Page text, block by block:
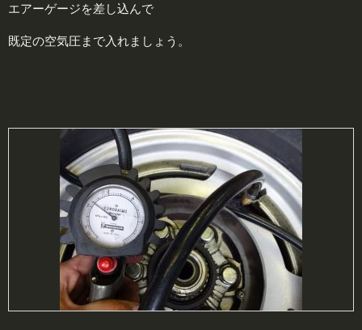
エアーゲージを差し込んで
既定の空気圧まで入れましょう。